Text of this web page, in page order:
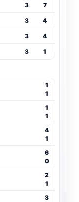
3 7
3 4
3 4
3 1
1
1
1
1
4
1
6
0
2
1
3